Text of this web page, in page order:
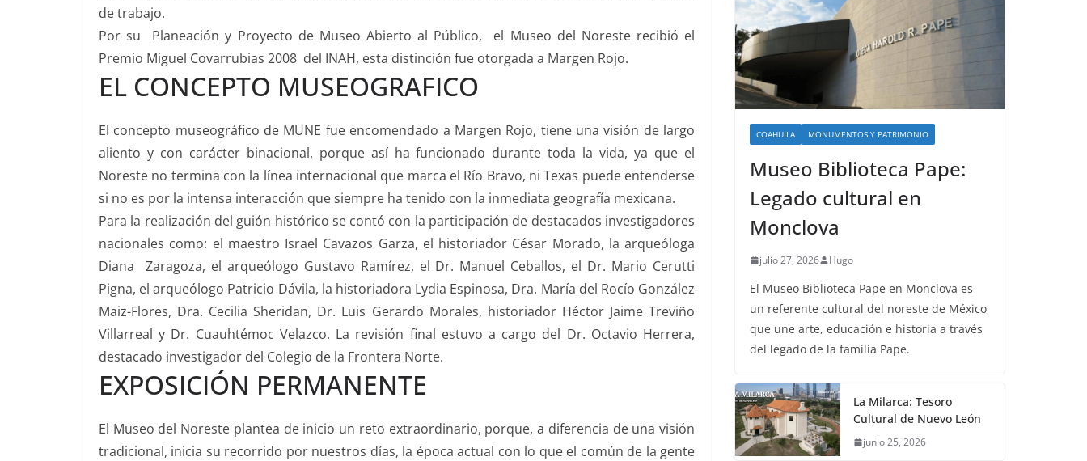
de trabajo.
Por su Planeación y Proyecto de Museo Abierto al Público, el Museo del Noreste recibió el
Premio Miguel Covarrubias 2008 del INAH, esta distinción fue otorgada a Margen Rojo.
EL CONCEPTO MUSEOGRAFICO
El concepto museográfico de MUNE fue encomendado a Margen Rojo, tiene una visión de largo
aliento y con carácter binacional, porque así ha funcionado durante toda la vida, ya que el
Noreste no termina con la línea internacional que marca el Río Bravo, ni Texas puede entenderse
si no es por la intensa interacción que siempre ha tenido con la inmediata geografía mexicana.
Para la realización del guión histórico se contó con la participación de destacados investigadores
nacionales como: el maestro Israel Cavazos Garza, el historiador César Morado, la arqueóloga
Diana Zaragoza, el arqueólogo Gustavo Ramírez, el Dr. Manuel Ceballos, el Dr. Mario Cerutti
Pigna, el arqueólogo Patricio Dávila, la historiadora Lydia Espinosa, Dra. María del Rocío González
Maiz-Flores, Dra. Cecilia Sheridan, Dr. Luis Gerardo Morales, historiador Héctor Jaime Treviño
Villarreal y Dr. Cuauhtémoc Velazco. La revisión final estuvo a cargo del Dr. Octavio Herrera,
destacado investigador del Colegio de la Frontera Norte.
EXPOSICIÓN PERMANENTE
El Museo del Noreste plantea de inicio un reto extraordinario, porque, a diferencia de una visión
tradicional, inicia su recorrido por nuestros días, la época actual con lo que el común de la gente
COAHUILA MONUMENTOS Y PATRIMONIO
Museo Biblioteca Pape:
Legado cultural en
Monclova
julio 27, 2026 Hugo
El Museo Biblioteca Pape en Monclova es
un referente cultural del noreste de México
que une arte, educación e historia a través
del legado de la familia Pape.
La Milarca: Tesoro
Cultural de Nuevo León
junio 25, 2026